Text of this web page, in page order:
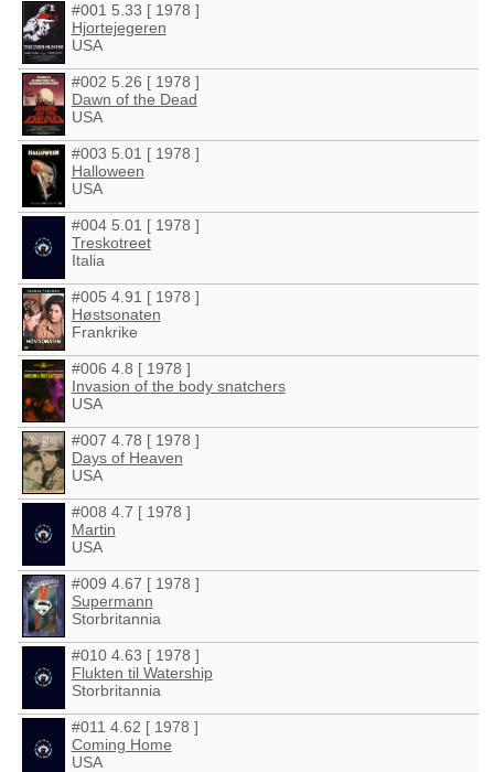
#001 5.33 [ 1978 ]
Hjortejegeren
USA
#002 5.26 [ 1978 ]
Dawn of the Dead
USA
#003 5.01 [ 1978 ]
Halloween
USA
#004 5.01 [ 1978 ]
Treskotreet
Italia
#005 4.91 [ 1978 ]
Høstsonaten
Frankrike
#006 4.8 [ 1978 ]
Invasion of the body snatchers
USA
#007 4.78 [ 1978 ]
Days of Heaven
USA
#008 4.7 [ 1978 ]
Martin
USA
#009 4.67 [ 1978 ]
Supermann
Storbritannia
#010 4.63 [ 1978 ]
Flukten til Watership
Storbritannia
#011 4.62 [ 1978 ]
Coming Home
USA